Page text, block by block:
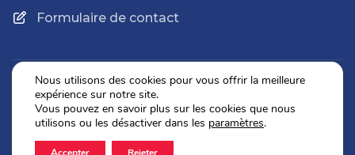
Formulaire de contact
Politique de confidentialité
Mentions légales
Nous utilisons des cookies pour vous offrir la meilleure
expérience sur notre site.
Vous pouvez en savoir plus sur les cookies que nous
utilisons ou les désactiver dans les paramètres.